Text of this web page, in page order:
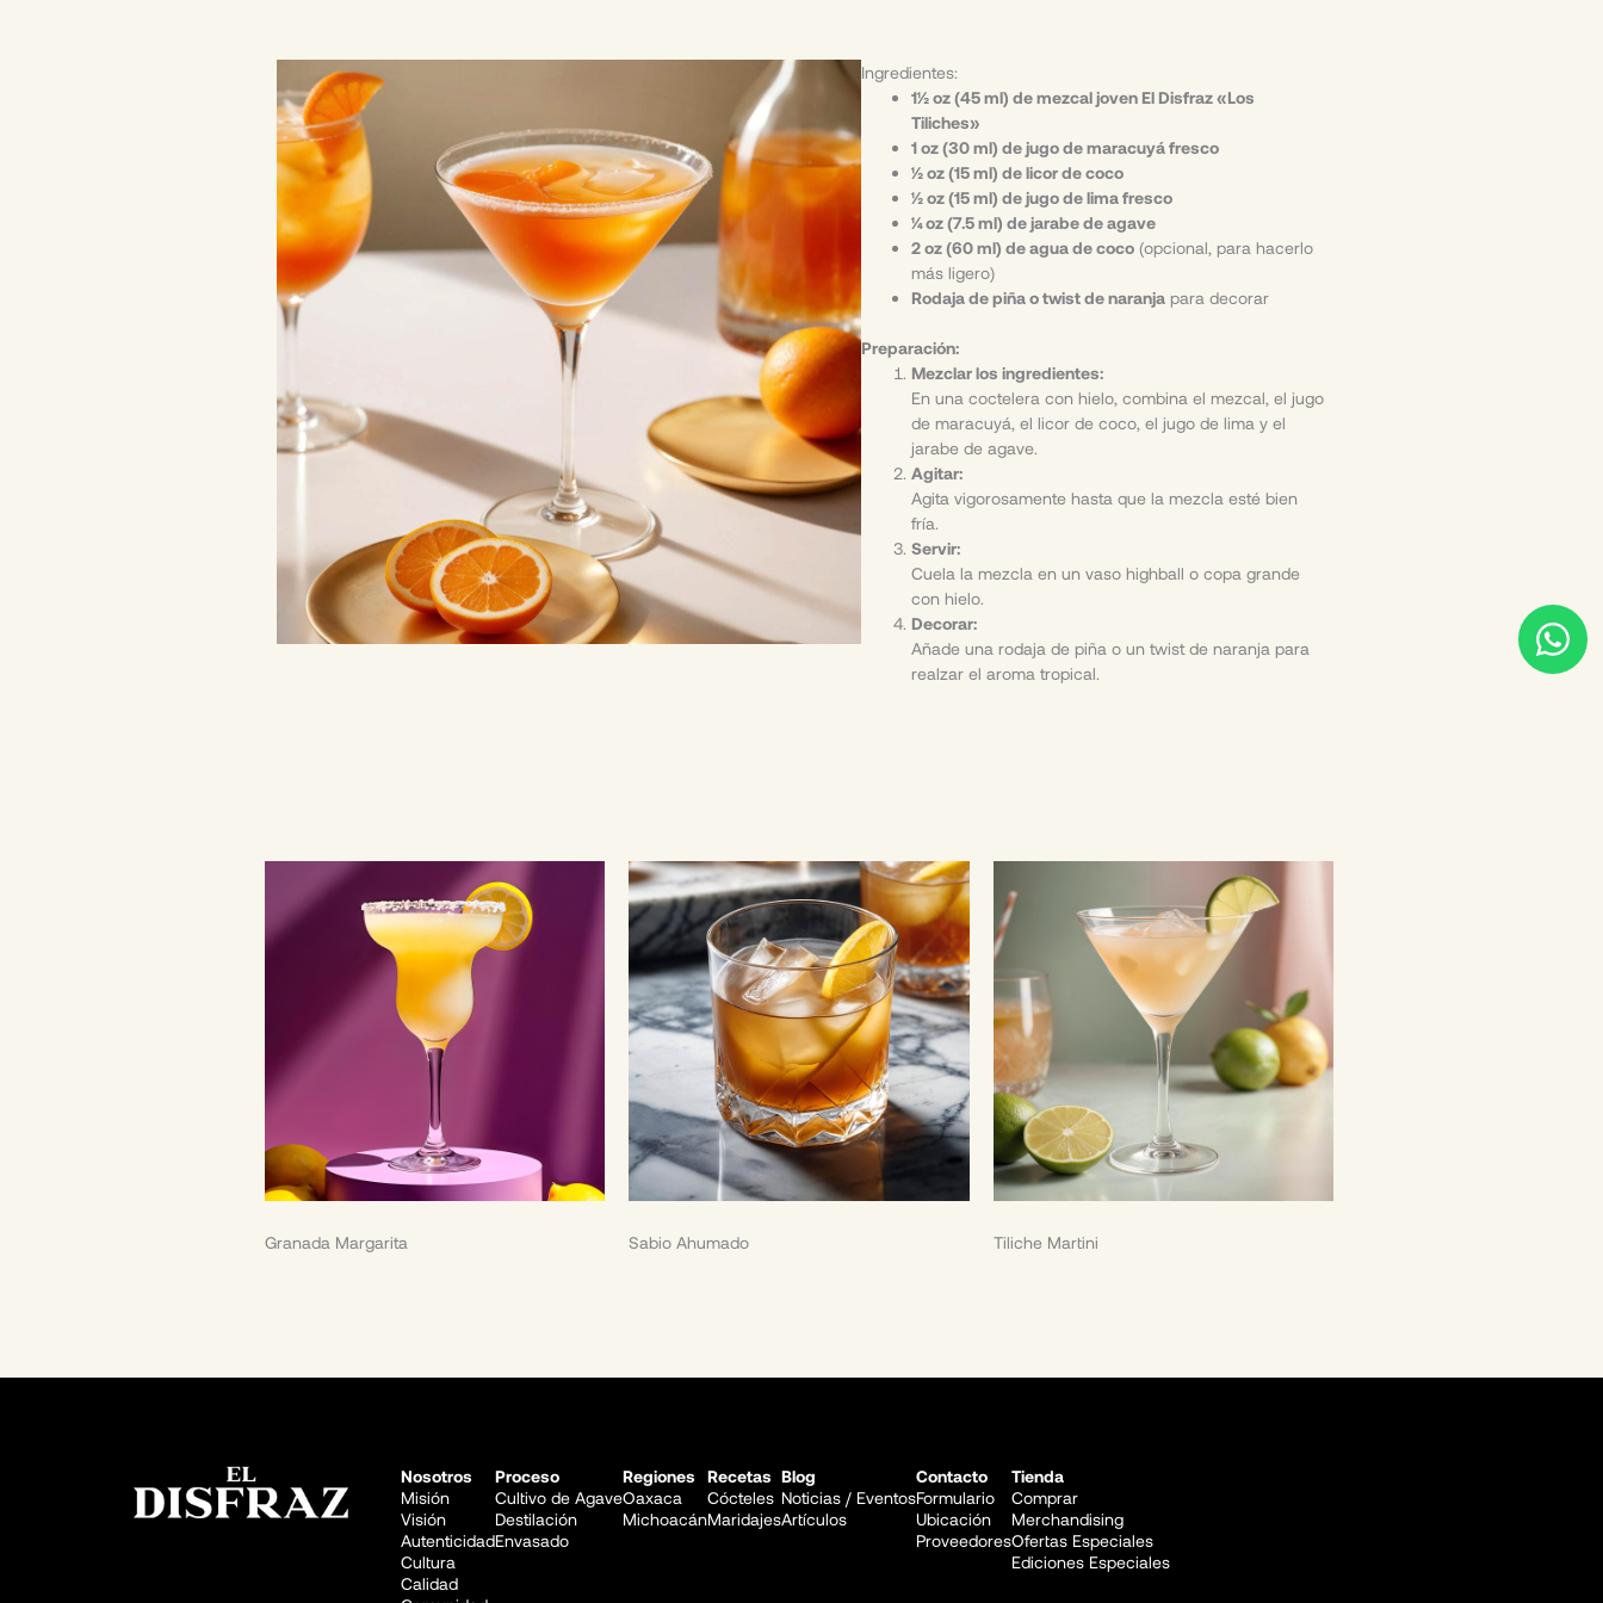
W
h
Ingredientes:
1½ oz (45 ml) de mezcal joven El Disfraz «Los
Tiliches»
1 oz (30 ml) de jugo de maracuyá fresco
½ oz (15 ml) de licor de coco
½ oz (15 ml) de jugo de lima fresco
¼ oz (7.5 ml) de jarabe de agave
2 oz (60 ml) de agua de coco(opcional, para hacerlo
más ligero)
Rodaja de piña o twist de naranjapara decorar
Preparación:
Mezclar los ingredientes:
En una coctelera con hielo, combina el mezcal, el jugo
de maracuyá, el licor de coco, el jugo de lima y el
jarabe de agave.
Agitar:
Agita vigorosamente hasta que la mezcla esté bien
fría.
Servir:
Cuela la mezcla en un vaso highball o copa grande
con hielo.
Decorar:
Añade una rodaja de piña o un twist de naranja para
realzar el aroma tropical.
Granada Margarita Sabio Ahumado Tiliche Martini
Nosotros
Misión
Visión
Autenticidad
Cultura
Calidad
Proceso
Cultivo de Agave
Destilación
Envasado
Regiones
Oaxaca
Michoacán
Recetas
Cócteles
Maridajes
Blog
Noticias / Eventos
Artículos
Contacto
Formulario
Ubicación
Proveedores
Tienda
Comprar
Merchandising
Ofertas Especiales
Ediciones Especiales